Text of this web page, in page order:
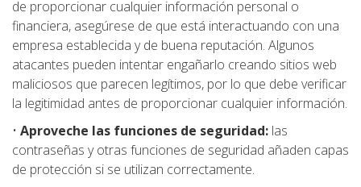
de proporcionar cualquier información personal o
financiera, asegúrese de que está interactuando con una
empresa establecida y de buena reputación. Algunos
atacantes pueden intentar engañarlo creando sitios web
maliciosos que parecen legítimos, por lo que debe verificar
la legitimidad antes de proporcionar cualquier información.
• Aproveche las funciones de seguridad: las
contraseñas y otras funciones de seguridad añaden capas
de protección si se utilizan correctamente.